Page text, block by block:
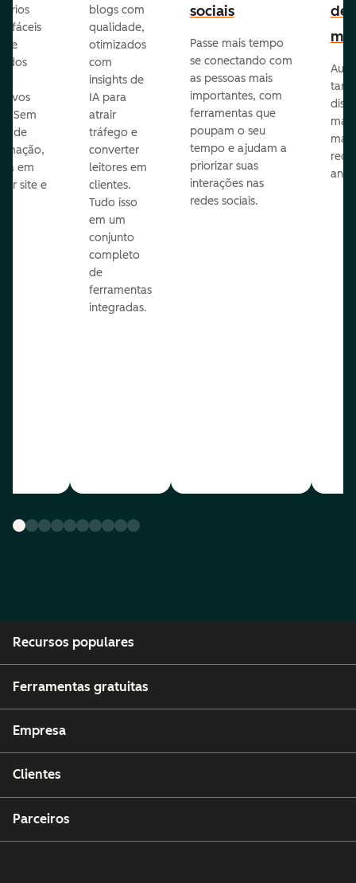
fáceis
e
Sem
de
em
site e
blogs com
qualidade,
otimizados
com
insights de
IA para
atrair
tráfego e
converter
leitores em
clientes.
Tudo isso
em um
conjunto
completo
de
ferramentas
integradas.
sociais
Passe mais tempo
se conectando com
as pessoas mais
importantes, com
ferramentas que
poupam o seu
tempo e ajudam a
priorizar suas
interações nas
redes sociais.
de
mail
Recursos populares
Ferramentas gratuitas
Empresa
Clientes
Parceiros